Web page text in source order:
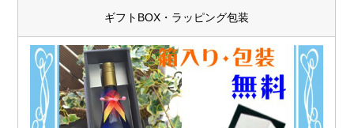
ギフトBOX・ラッピング包装